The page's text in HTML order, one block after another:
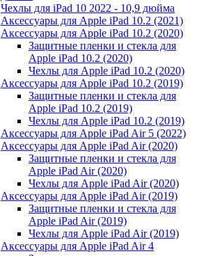
Чехлы для iPad 10 2022 - 10,9 дюйма
Аксессуары для Apple iPad 10.2 (2021)
Аксессуары для Apple iPad 10.2 (2020)
Защитные пленки и стекла для
Apple iPad 10.2 (2020)
Чехлы для Apple iPad 10.2 (2020)
Аксессуары для Apple iPad 10.2 (2019)
Защитные пленки и стекла для
Apple iPad 10.2 (2019)
Чехлы для Apple iPad 10.2 (2019)
Аксессуары для Apple iPad Air 5 (2022)
Аксессуары для Apple iPad Air (2020)
Защитные пленки и стекла для
Apple iPad Air (2020)
Чехлы для Apple iPad Air (2020)
Аксессуары для Apple iPad Air (2019)
Защитные пленки и стекла для
Apple iPad Air (2019)
Чехлы для Apple iPad Air (2019)
Аксессуары для Apple iPad Air 4